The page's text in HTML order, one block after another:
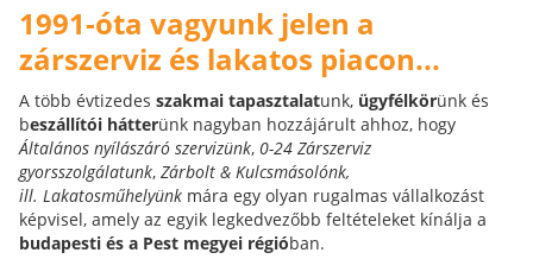
1991-óta vagyunk jelen a
zárszerviz és lakatos piacon...
A több évtizedes szakmai tapasztalatunk, ügyfélkörünk és
beszállítói hátterünk nagyban hozzájárult ahhoz, hogy
Általános nyílászáró szervizünk, 0-24 Zárszerviz
gyorsszolgálatunk, Zárbolt & Kulcsmásolónk,
ill. Lakatosműhelyünk mára egy olyan rugalmas vállalkozást
képvisel, amely az egyik legkedvezőbb feltételeket kínálja a
budapesti és a Pest megyei régióban.